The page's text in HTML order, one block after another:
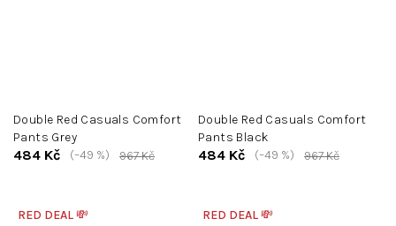
Double Red Casuals Comfort
Pants Grey
484 Kč 967 Kč
(–49 %)
Double Red Casuals Comfort
Pants Black
484 Kč 967 Kč
(–49 %)
RED DEAL 💸 RED DEAL 💸